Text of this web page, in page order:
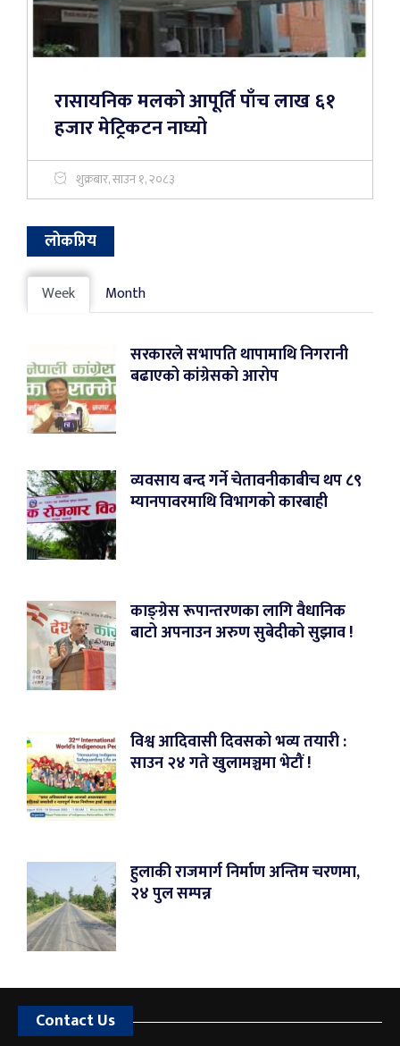
रासायनिक मलको आपूर्ति पाँच लाख ६१
हजार मेट्रिकटन नाघ्यो
शुक्रबार, साउन १, २०८३
लोकप्रिय
Week Month
सरकारले सभापति थापामाथि निगरानी
बढाएको कांग्रेसको आरोप
व्यवसाय बन्द गर्ने चेतावनीकाबीच थप ८९
म्यानपावरमाथि विभागको कारबाही
काङ्ग्रेस रूपान्तरणका लागि वैधानिक
बाटो अपनाउन अरुण सुबेदीको सुझाव !
विश्व आदिवासी दिवसको भव्य तयारी :
साउन २४ गते खुलामञ्चमा भेटौं !
हुलाकी राजमार्ग निर्माण अन्तिम चरणमा,
२४ पुल सम्पन्न
Contact Us